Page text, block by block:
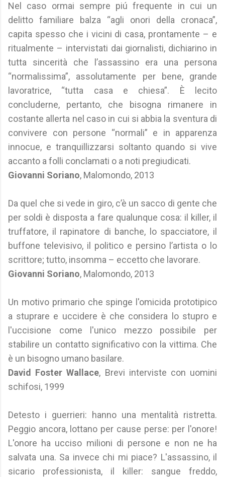
Nel caso ormai sempre piú frequente in cui un
delitto familiare balza “agli onori della cronaca”,
capita spesso che i vicini di casa, prontamente – e
ritualmente – intervistati dai giornalisti, dichiarino in
tutta sincerità che l’assassino era una persona
“normalissima”, assolutamente per bene, grande
lavoratrice, “tutta casa e chiesa”. È lecito
concluderne, pertanto, che bisogna rimanere in
costante allerta nel caso in cui si abbia la sventura di
convivere con persone “normali” e in apparenza
innocue, e tranquillizzarsi soltanto quando si vive
accanto a folli conclamati o a noti pregiudicati.
Giovanni Soriano, Malomondo, 2013
Da quel che si vede in giro, c’è un sacco di gente che
per soldi è disposta a fare qualunque cosa: il killer, il
truffatore, il rapinatore di banche, lo spacciatore, il
buffone televisivo, il politico e persino l’artista o lo
scrittore; tutto, insomma – eccetto che lavorare.
Giovanni Soriano, Malomondo, 2013
Un motivo primario che spinge l'omicida prototipico
a stuprare e uccidere è che considera lo stupro e
l'uccisione come l'unico mezzo possibile per
stabilire un contatto significativo con la vittima. Che
è un bisogno umano basilare.
David Foster Wallace, Brevi interviste con uomini
schifosi, 1999
Detesto i guerrieri: hanno una mentalità ristretta.
Peggio ancora, lottano per cause perse: per l'onore!
L'onore ha ucciso milioni di persone e non ne ha
salvata una. Sa invece chi mi piace? L'assassino, il
sicario professionista, il killer: sangue freddo,